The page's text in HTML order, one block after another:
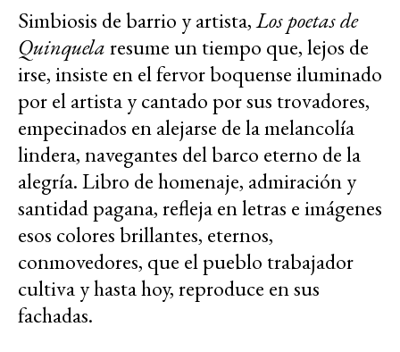
Simbiosis de barrio y artista,Los poetas de
Quinquelaresume un tiempo que, lejos de
irse, insiste en el fervor boquense iluminado
por el artista y cantado por sus trovadores,
empecinados en alejarse de la melancolía
lindera, navegantes del barco eterno de la
alegría. Libro de homenaje, admiración y
santidad pagana, refleja en letras e imágenes
esos colores brillantes, eternos,
conmovedores, que el pueblo trabajador
cultiva y hasta hoy, reproduce en sus
fachadas.